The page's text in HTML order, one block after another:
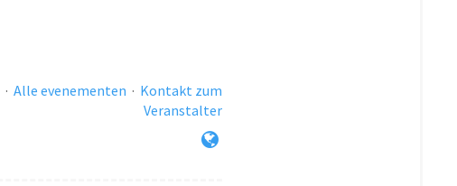
· Alle evenementen · Kontakt zum
Veranstalter